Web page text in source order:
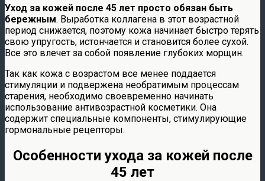
Уход за кожей после 45 лет просто обязан быть
бережным. Выработка коллагена в этот возрастной
период снижается, поэтому кожа начинает быстро терять
свою упругость, истончается и становится более сухой.
Все это влечет за собой появление глубоких морщин.
Так как кожа с возрастом все менее поддается
стимуляции и подвержена необратимым процессам
старения, необходимо своевременно начинать
использование антивозрастной косметики. Она
содержит специальные компоненты, стимулирующие
гормональные рецепторы.
Особенности ухода за кожей после
45 лет